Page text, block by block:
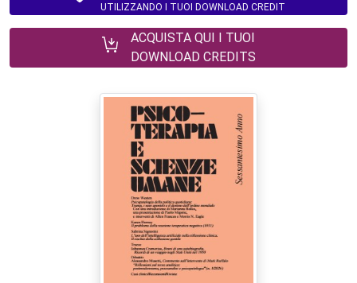
UTILIZZANDO I TUOI DOWNLOAD CREDIT
ACQUISTA QUI I TUOI
DOWNLOAD CREDITS